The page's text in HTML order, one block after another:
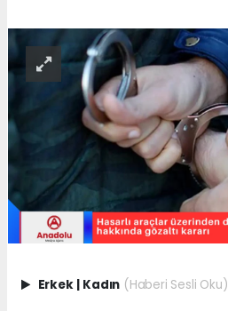
Erkek | Kadın (Haberi Sesli Oku)